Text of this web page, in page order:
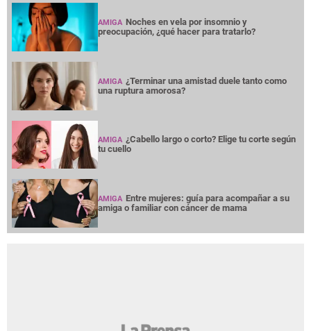
AMIGA Noches en vela por insomnio y
preocupación, ¿qué hacer para tratarlo?
AMIGA ¿Terminar una amistad duele tanto como
una ruptura amorosa?
AMIGA ¿Cabello largo o corto? Elige tu corte según
tu cuello
AMIGA Entre mujeres: guía para acompañar a su
amiga o familiar con cáncer de mama